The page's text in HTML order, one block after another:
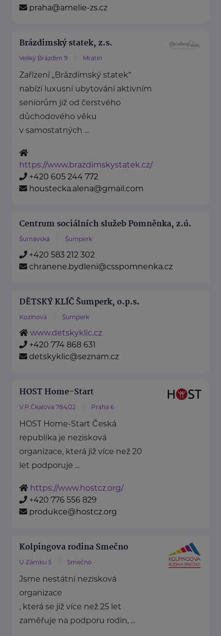
praha@amelie-zs.cz
Brázdimský statek, z.s.
Veliký Brázdim 9 Mratín
Zařízení „Brázdimský statek“
nabízí luxusní ubytování aktivním
seniorům již od čerstvého
důchodového věku
v samostatných ...
https://www.brazdimskystatek.cz/
+420 605 244 772
houstecka.alena@gmail.com
Centrum sociálních služeb Pomněnka, z.ú.
Šumavská Šumperk
+420 583 212 302
chranene.bydleni@csspomnenka.cz
DĚTSKÝ KLÍČ Šumperk, o.p.s.
Kozinova Šumperk
www.detskyklic.cz
+420 774 868 631
detskyklic@seznam.cz
HOST Home-Start
V.P.Čkalova 784/22 Praha 6
HOST Home-Start Česká
republika je nezisková
organizace, která již více než 20
let podporuje ...
https://www.hostcz.org/
+420 776 556 829
produkce@hostcz.org
Kolpingova rodina Smečno
U Zámku 5 Smečno
Jsme nestátní nezisková
organizace
, která se již více než 25 let
zaměřuje na podporu rodin, ...